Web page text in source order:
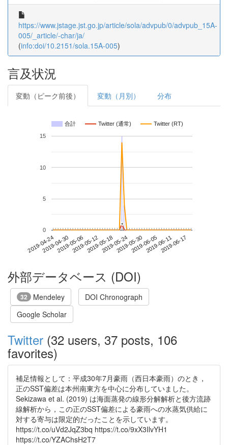
https://www.jstage.jst.go.jp/article/sola/advpub/0/advpub_15A-
005/_article/-char/ja/
(info:doi/10.2151/sola.15A-005)
言及状況
変動（ピーク前後） 変動（月別） 分布
合計 Twitter (通常) Twitter (RT)
2019-04-242019-04-302019-05-062019-05-122019-05-182019-05-242019-05-302019-06-052019-06-112019-06-17
0
5
10
15
*
*
外部データベース (DOI)
32 Mendeley
DOI Chronograph
Google Scholar
Twitter (32 users, 37 posts, 106
favorites)
補足情報として：平成30年7月豪雨（西日本豪雨）のとき，
正のSST偏差は本州南東方を中心に分布していました。
Sekizawa et al. (2019) は海面蒸発の線形分解解析と後方流跡
線解析から，この正のSST偏差による豪雨への水蒸気供給に
対する寄与は限定的だったことを示しています。
https://t.co/uVd2JqZ3bq https://t.co/9xX3IlvYH1
https://t.co/YZAChsH2T7